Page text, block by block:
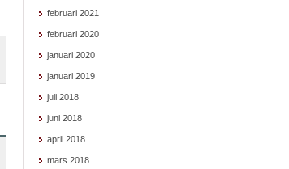
februari 2021
februari 2020
januari 2020
januari 2019
juli 2018
juni 2018
april 2018
mars 2018